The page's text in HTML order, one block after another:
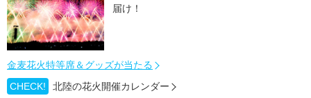
届け！
金麦花火特等席＆グッズが当たる
CHECK!
北陸の花火開催カレンダー